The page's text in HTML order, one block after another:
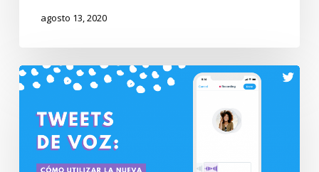
agosto 13, 2020